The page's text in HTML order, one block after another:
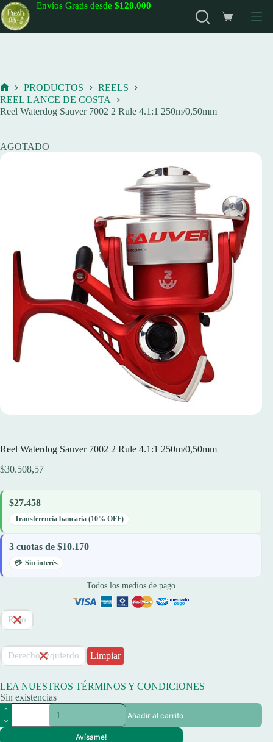
Saltar
al
contenido
Envíos Gratis desde $120.000
Carro
de
Inicio
PRODUCTOS
REELS
REEL LANCE DE COSTA
Reel Waterdog Sauver 7002 2 Rule 4.1:1 250m/0,50mm
AGOTADO
Reel Waterdog Sauver 7002 2 Rule 4.1:1 250m/0,50mm
$30.508,57
$27.458
Transferencia bancaria (10% OFF)
3 cuotas de $10.170
Sin interés
Todos los medios de pago
Rojo
Derecho/Izquierdo Limpiar
LEA NUESTROS TÉRMINOS Y CONDICIONES
Sin existencias
Reel
Waterdog
Sauver
Añadir al carrito
Avísame!